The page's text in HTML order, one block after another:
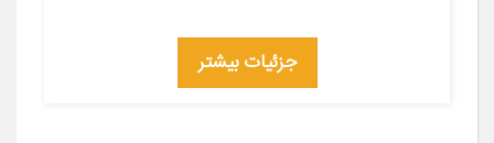
جزئیات بیشتر